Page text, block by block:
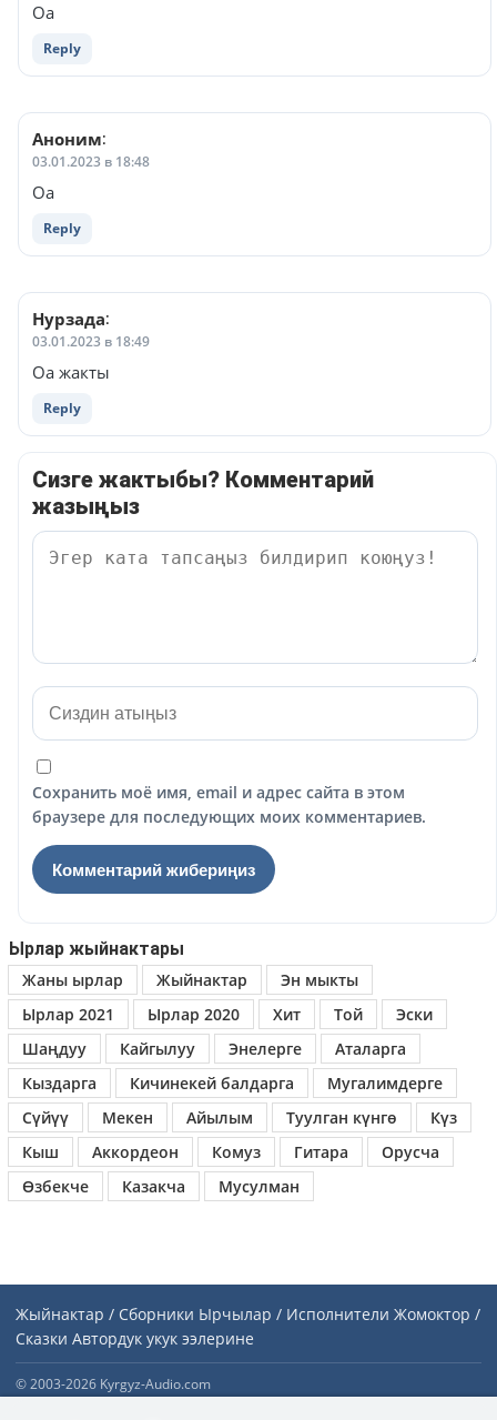
Оа
Reply
Аноним:
03.01.2023 в 18:48
Оа
Reply
Нурзада:
03.01.2023 в 18:49
Оа жакты
Reply
Сизге жактыбы? Комментарий
жазыңыз
Сохранить моё имя, email и адрес сайта в этом
браузере для последующих моих комментариев.
Ырлар жыйнактары
Жаны ырлар
Жыйнактар
Эн мыкты
Ырлар 2021
Ырлар 2020 Хит Той
Эски
Шаңдуу
Кайгылуу Энелерге
Аталарга
Кыздарга
Кичинекей балдарга
Мугалимдерге
Сүйүү
Мекен Айылым Туулган күнгө
Күз
Кыш
Аккордеон Комуз Гитара
Орусча
Өзбекче
Казакча Мусулман
Жыйнактар / Сборники Ырчылар / Исполнители Жомоктор /
Сказки Автордук укук ээлерине
© 2003-2026 Kyrgyz-Audio.com